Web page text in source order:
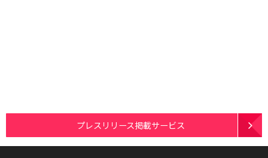
プレスリリース掲載サービス